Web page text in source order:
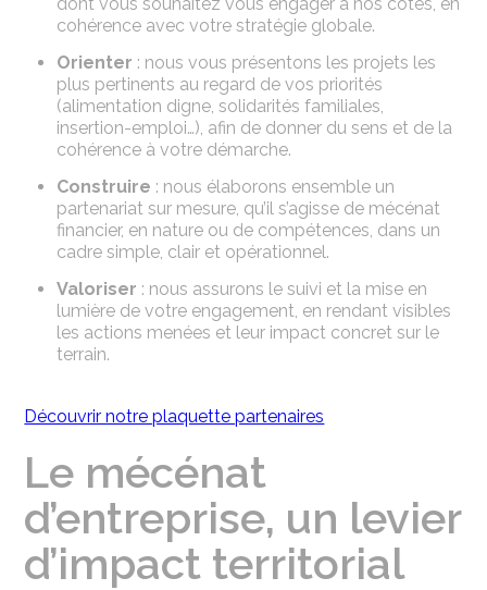
cohérence avec votre stratégie globale.
Orienter : nous vous présentons les projets les
plus pertinents au regard de vos priorités
(alimentation digne, solidarités familiales,
insertion-emploi…), afin de donner du sens et de la
cohérence à votre démarche.
Construire : nous élaborons ensemble un
partenariat sur mesure, qu’il s’agisse de mécénat
financier, en nature ou de compétences, dans un
cadre simple, clair et opérationnel.
Valoriser : nous assurons le suivi et la mise en
lumière de votre engagement, en rendant visibles
les actions menées et leur impact concret sur le
terrain.
Découvrir notre plaquette partenaires
Le mécénat
d’entreprise, un levier
d’impact territorial